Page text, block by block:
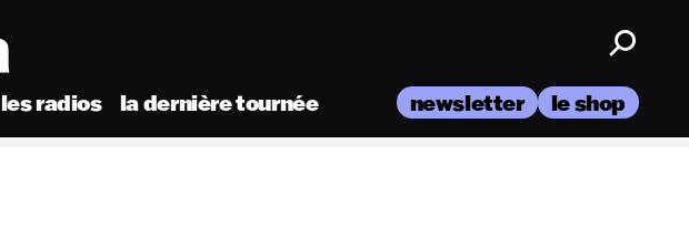
les radios la dernière tournée newsletter le shop